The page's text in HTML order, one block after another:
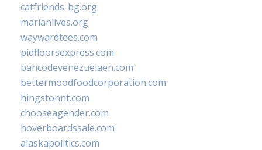
catfriends-bg.org
marianlives.org
waywardtees.com
pidfloorsexpress.com
bancodevenezuelaen.com
bettermoodfoodcorporation.com
hingstonnt.com
chooseagender.com
hoverboardssale.com
alaskapolitics.com